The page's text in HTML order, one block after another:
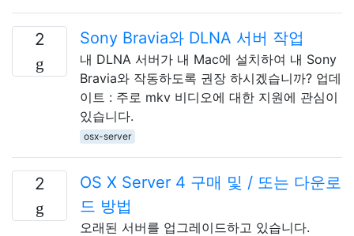
2 Sony Bravia와 DLNA 서버 작업
내 DLNA 서버가 내 Mac에 설치하여 내 Sony
Bravia와 작동하도록 권장 하시겠습니까? 업데
이트 : 주로 mkv 비디오에 대한 지원에 관심이
있습니다.
osx-server
2
OS X Server 4 구매 및 / 또는 다운로
드 방법
오래된 서버를 업그레이드하고 있습니다.